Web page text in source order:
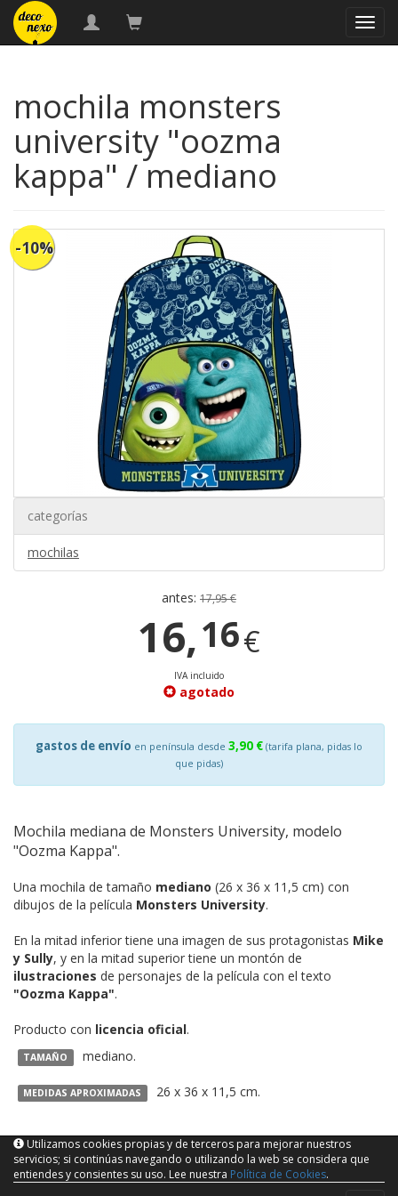
mochila monsters
university "oozma
kappa" / mediano
-10%
categorías
mochilas
antes: 17,95 €
16,16€
IVA incluido
agotado
gastos de envío en península desde 3,90 € (tarifa plana, pidas lo
que pidas)
Mochila mediana de Monsters University, modelo
"Oozma Kappa".
Una mochila de tamaño mediano (26 x 36 x 11,5 cm) con
dibujos de la película Monsters University.
En la mitad inferior tiene una imagen de sus protagonistas Mike
y Sully, y en la mitad superior tiene un montón de
ilustraciones de personajes de la película con el texto
"Oozma Kappa".
Producto con licencia oficial.
TAMAÑO mediano.
MEDIDAS APROXIMADAS 26 x 36 x 11,5 cm.
Utilizamos cookies propias y de terceros para mejorar nuestros
servicios; si continúas navegando o utilizando la web se considera que
entiendes y consientes su uso. Lee nuestra Política de Cookies.